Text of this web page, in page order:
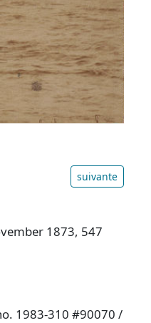
suivante
1873, 547
1983-310 #90070 /